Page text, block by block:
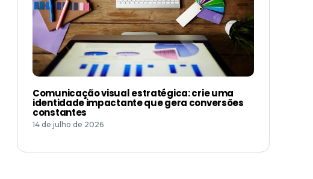
Comunicação visual estratégica: crie uma
identidade impactante que gera conversões
constantes
14 de julho de 2026